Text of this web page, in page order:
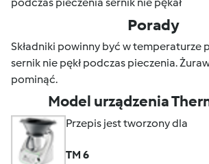
podczas pieczenia sernik nie pękał
Porady
Składniki powinny być w temperaturze
sernik nie pękł podczas pieczenia.
pominąć.
Model urządzenia
Przepis jest tworzony dla
TM 6